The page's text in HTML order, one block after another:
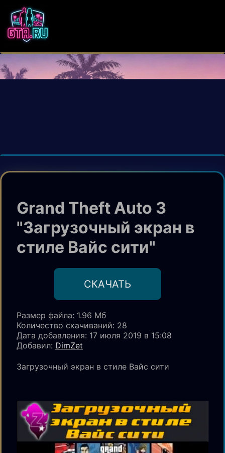
Grand Theft Auto 3
"Загрузочный экран в
стиле Вайс сити"
CКАЧАТЬ
Размер файла: 1.96 Мб
Количество скачиваний: 28
Дата добавления: 17 июля 2019 в 15:08
Добавил: DimZet
Загрузочный экран в стиле Вайс сити